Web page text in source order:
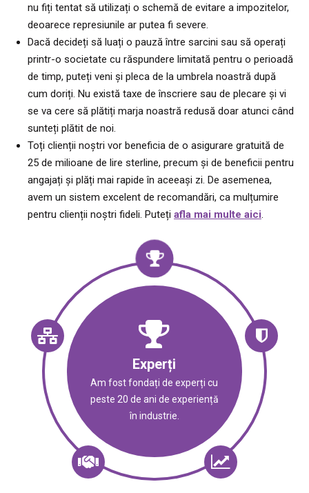
nu fiți tentat să utilizați o schemă de evitare a impozitelor,
deoarece represiunile ar putea fi severe.
Dacă decideți să luați o pauză între sarcini sau să operați
printr-o societate cu răspundere limitată pentru o perioadă
de timp, puteți veni și pleca de la umbrela noastră după
cum doriți. Nu există taxe de înscriere sau de plecare și vi
se va cere să plătiți marja noastră redusă doar atunci când
sunteți plătit de noi.
Toți clienții noștri vor beneficia de o asigurare gratuită de
25 de milioane de lire sterline, precum și de beneficii pentru
angajați și plăți mai rapide în aceeași zi. De asemenea,
avem un sistem excelent de recomandări, ca mulțumire
pentru clienții noștri fideli. Puteți afla mai multe aici
Experți
Am fost fondați de experți cu
peste 20 de ani de experiență
în industrie.